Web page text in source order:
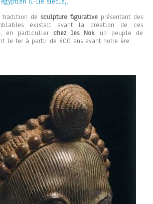
tradition de sculpture figurative présentant des
existait avant la création de ces
en particulier chez les Nok, un peuple de
le fer à partir de 800 ans avant notre ère.